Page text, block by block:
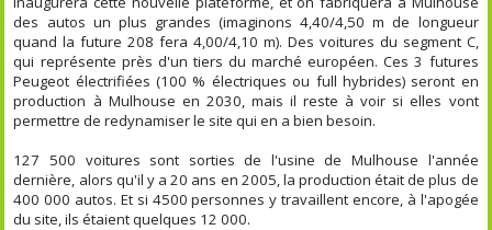
des autos un plus grandes (imaginons 4,40/4,50 m de longueur
quand la future 208 fera 4,00/4,10 m). Des voitures du segment C,
qui représente près d'un tiers du marché européen. Ces 3 futures
Peugeot électrifiées (100 % électriques ou full hybrides) seront en
production à Mulhouse en 2030, mais il reste à voir si elles vont
permettre de redynamiser le site qui en a bien besoin.
127 500 voitures sont sorties de l'usine de Mulhouse l'année
dernière, alors qu'il y a 20 ans en 2005, la production était de plus de
400 000 autos. Et si 4500 personnes y travaillent encore, à l'apogée
du site, ils étaient quelques 12 000.